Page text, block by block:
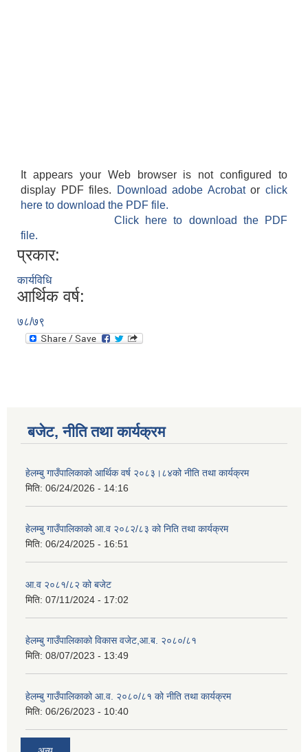
It appears your Web browser is not configured to
display PDF files.
Download adobe Acrobatorclick
here to download the PDF file.
Click here to download the PDF
file.
प्रकार:
कार्यविधि
आर्थिक वर्ष:
७८/७९
बजेट, नीति तथा कार्यक्रम
हेलम्बु गाउँपालिकाको आर्थिक वर्ष २०८३।८४को नीति तथा कार्यक्रम
मिति: 06/24/2026 - 14:16
हेलम्बु गाउँपालिकाको आ.व २०८२/८३ को निति तथा कार्यक्रम
मिति: 06/24/2025 - 16:51
आ.व २०८१/८२ को बजेट
मिति: 07/11/2024 - 17:02
हेलम्बु गाउँपालिकाको विकास वजेट,आ.ब. २०८०/८१
मिति: 08/07/2023 - 13:49
हेलम्बु गाउँपालिकाको आ.व. २०८०/८१ को नीति तथा कार्यक्रम
मिति: 06/26/2023 - 10:40